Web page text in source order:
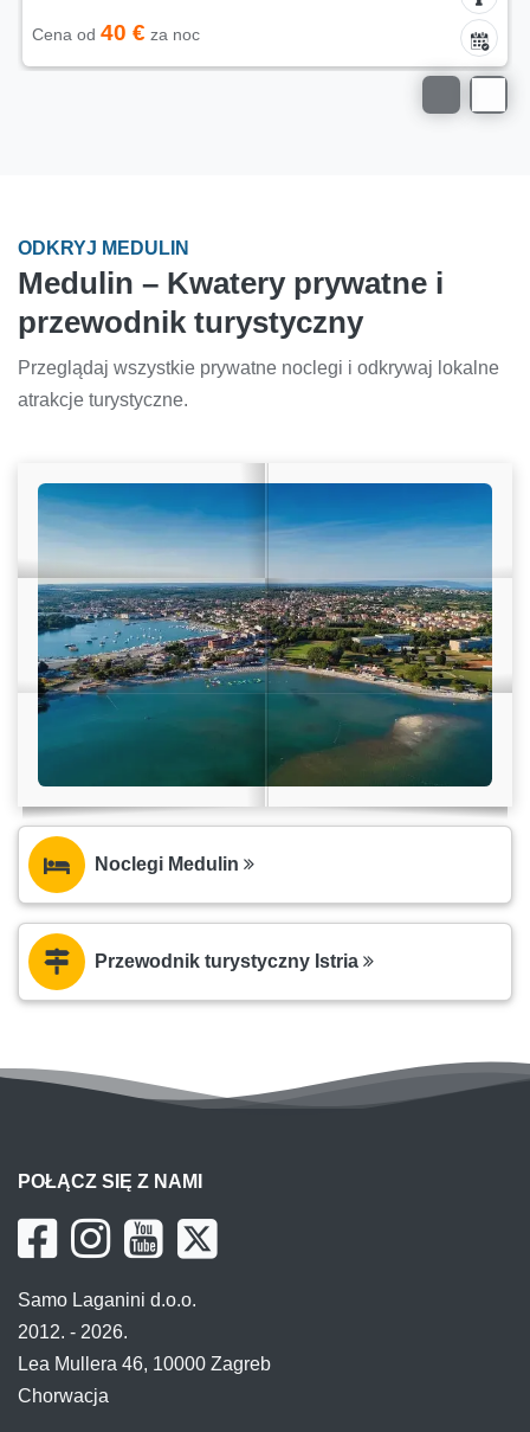
Cena od 40 € za noc
ODKRYJ MEDULIN
Medulin – Kwatery prywatne i
przewodnik turystyczny
Przeglądaj wszystkie prywatne noclegi i odkrywaj lokalne
atrakcje turystyczne.
Noclegi Medulin
Przewodnik turystyczny Istria
POŁĄCZ SIĘ Z NAMI
Samo Laganini d.o.o.
2012. - 2026.
Lea Mullera 46, 10000 Zagreb
Chorwacja